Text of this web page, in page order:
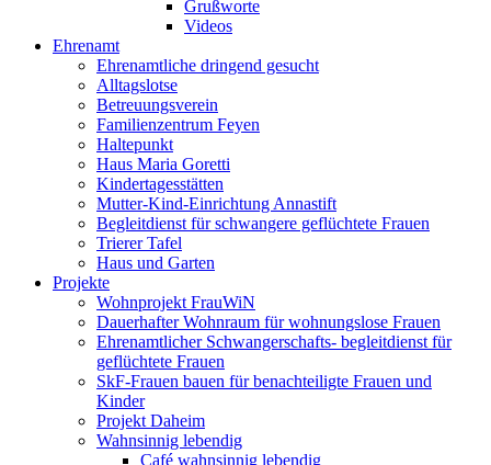
Grußworte
Videos
Ehrenamt
Ehrenamtliche dringend gesucht
Alltagslotse
Betreuungsverein
Familienzentrum Feyen
Haltepunkt
Haus Maria Goretti
Kindertagesstätten
Mutter-Kind-Einrichtung Annastift
Begleitdienst für schwangere geflüchtete Frauen
Trierer Tafel
Haus und Garten
Projekte
Wohnprojekt FrauWiN
Dauerhafter Wohnraum für wohnungslose Frauen
Ehrenamtlicher Schwangerschafts- begleitdienst für
geflüchtete Frauen
SkF-Frauen bauen für benachteiligte Frauen und
Kinder
Projekt Daheim
Wahnsinnig lebendig
Café wahnsinnig lebendig